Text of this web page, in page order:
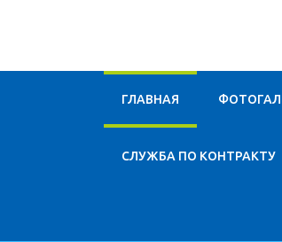
ГЛАВНАЯ
CЛУЖБА ПО КОНТРАКТУ